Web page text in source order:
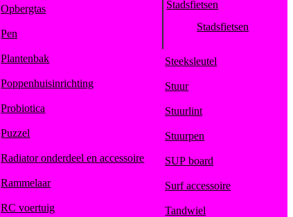
Opbergtas
Pen
Plantenbak
Poppenhuisinrichting
Probiotica
Puzzel
Radiator onderdeel en accessoire
Rammelaar
RC voertuig
Stadsfietsen
Stadsfietsen
Steeksleutel
Stuur
Stuurlint
Stuurpen
SUP board
Surf accessoire
Tandwiel